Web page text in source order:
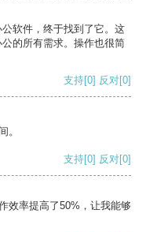
软件，终于找到了它。这
的所有需求。操作也很简
支持[0] 反对[0]
。
支持[0] 反对[0]
效率提高了50%，让我能够